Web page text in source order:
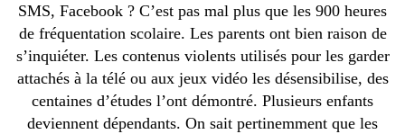
SMS, Facebook ? C’est pas mal plus que les 900 heures
de fréquentation scolaire. Les parents ont bien raison de
s’inquiéter. Les contenus violents utilisés pour les garder
attachés à la télé ou aux jeux vidéo les désensibilise, des
centaines d’études l’ont démontré. Plusieurs enfants
deviennent dépendants. On sait pertinemment que les